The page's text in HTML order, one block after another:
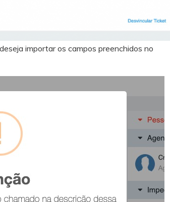
importar os campos preenchidos no